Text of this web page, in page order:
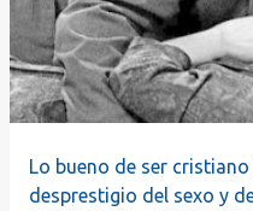
Lo bueno de ser
desprestigio del sexo y